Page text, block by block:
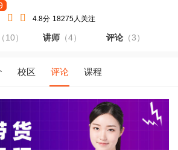
4.8分 18275人关注
10） 讲师 （4） 评论（3）
校区 评论 课程